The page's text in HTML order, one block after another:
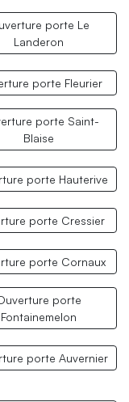
porte Le
Landeron
porte Fleurier
porte Saint-
Blaise
porte Hauterive
porte Cressier
porte Cornaux
porte
Fontainemelon
porte Auvernier